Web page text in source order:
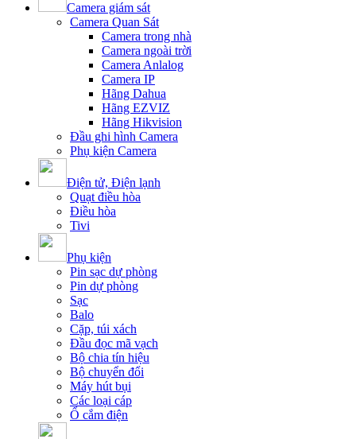
Camera giám sát
Camera Quan Sát
Camera trong nhà
Camera ngoài trời
Camera Anlalog
Camera IP
Hãng Dahua
Hãng EZVIZ
Hãng Hikvision
Đầu ghi hình Camera
Phụ kiện Camera
Điện tử, Điện lạnh
Quạt điều hòa
Điều hòa
Tivi
Phụ kiện
Pin sạc dự phòng
Pin dự phòng
Sạc
Balo
Cặp, túi xách
Đầu đọc mã vạch
Bộ chia tín hiệu
Bộ chuyển đổi
Máy hút bụi
Các loại cáp
Ổ cắm điện